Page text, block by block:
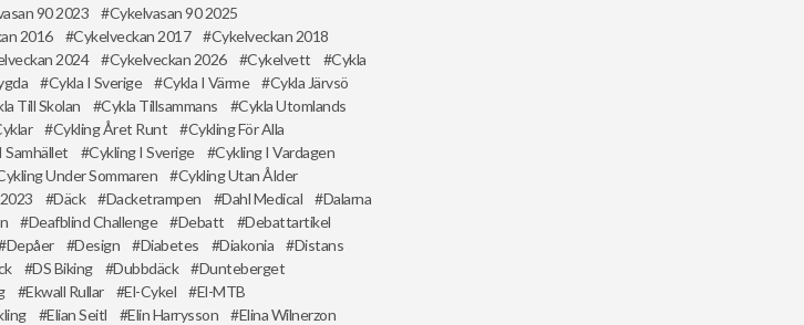
90 2023
Cykelvasan 90 2025
2016 Cykelveckan 2017
Cykelveckan 2018
2024 Cykelveckan 2026 Cykelvett
Cykla
Cykla I Sverige Cykla I Värme
Cykla Järvsö
Till Skolan Cykla Tillsammans
Cykla Utomlands
Cykling Året Runt
Cykling För Alla
Samhället Cykling I Sverige
Cykling I Vardagen
Under Sommaren
Cykling Utan Ålder
Däck Dacketrampen Dahl Medical
Dalarna
Deafblind Challenge Debatt
Debattartikel
Depåer Design Diabetes Diakonia
Distans
DS Biking Dubbdäck
Dunteberget
Ekwall Rullar El-Cykel
El-MTB
Elian Seitl Elin Harrysson
Elina Wilnerzon